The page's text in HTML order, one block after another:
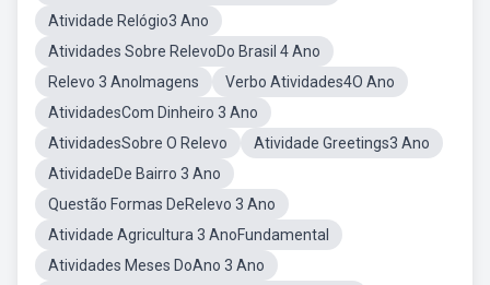
Atividade Relógio3 Ano
Atividades Sobre RelevoDo Brasil 4 Ano
Relevo 3 AnoImagens
Verbo Atividades4O Ano
AtividadesCom Dinheiro 3 Ano
AtividadesSobre O Relevo
Atividade Greetings3 Ano
AtividadeDe Bairro 3 Ano
Questão Formas DeRelevo 3 Ano
Atividade Agricultura 3 AnoFundamental
Atividades Meses DoAno 3 Ano